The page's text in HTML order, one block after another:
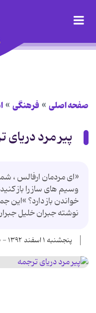
صفحه اصلی فرهنگی
پیر مرد دریاى
«اى مردمان ارفالس ،
وسیم هاى ساز را باز
خواندن باز دارد؟ »این
نوشته جبران خلیل
پنجشنبه ۱ اسفند ۱۳۹۲ - ۰۰:۰۰